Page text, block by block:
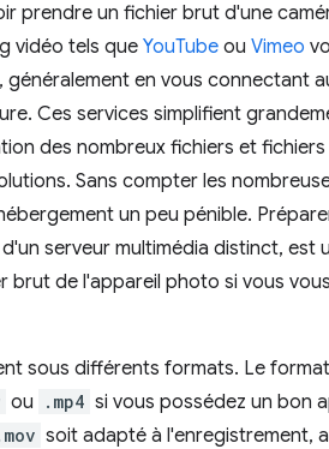
prendre un fichier brut d'une
vidéo tels que YouTube ou Vimeo
en vous connectant
Ces services simplifient
des nombreux fichiers et
Sans compter les
un peu pénible.
serveur multimédia distinct, est
brut de l'appareil photo si vous
sous différents formats. Le
ou .mp4 si vous possédez un bon
soit adapté à l'enregistrement,